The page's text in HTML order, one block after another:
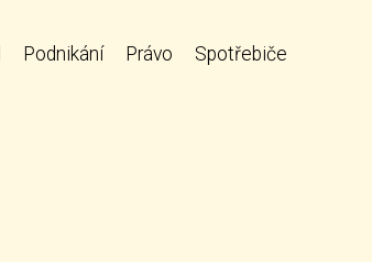
Podnikání Právo Spotřebiče